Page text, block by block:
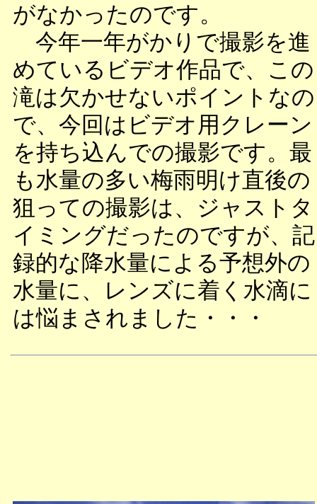
がなかったのです。
今年一年がかりで撮影を進
めているビデオ作品で、この
滝は欠かせないポイントなの
で、今回はビデオ用クレーン
を持ち込んでの撮影です。最
も水量の多い梅雨明け直後の
狙っての撮影は、ジャストタ
イミングだったのですが、記
録的な降水量による予想外の
水量に、レンズに着く水滴に
は悩まされました・・・